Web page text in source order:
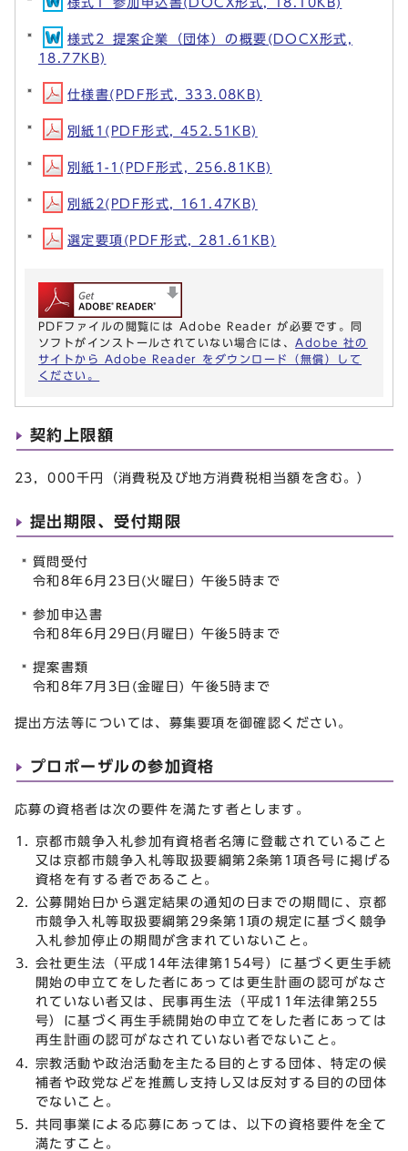
様式2_提案企業（団体）の概要(DOCX形式,
18.77KB)
仕様書(PDF形式, 333.08KB)
別紙1(PDF形式, 452.51KB)
別紙1-1(PDF形式, 256.81KB)
別紙2(PDF形式, 161.47KB)
選定要項(PDF形式, 281.61KB)
PDFファイルの閲覧には Adobe Reader が必要です。同
ソフトがインストールされていない場合には、 Adobe 社の
サイトから Adobe Reader をダウンロード（無償）して
ください。
契約上限額
23，000千円（消費税及び地方消費税相当額を含む。）
提出期限、受付期限
質問受付
令和8年6月23日(火曜日) 午後5時まで
参加申込書
令和8年6月29日(月曜日) 午後5時まで
提案書類
令和8年7月3日(金曜日) 午後5時まで
提出方法等については、募集要項を御確認ください。
プロポーザルの参加資格
応募の資格者は次の要件を満たす者とします。
京都市競争入札参加有資格者名簿に登載されていること
又は京都市競争入札等取扱要綱第2条第1項各号に掲げる
資格を有する者であること。
公募開始日から選定結果の通知の日までの期間に、京都
市競争入札等取扱要綱第29条第1項の規定に基づく競争
入札参加停止の期間が含まれていないこと。
会社更生法（平成14年法律第154号）に基づく更生手続
開始の申立てをした者にあっては更生計画の認可がなさ
れていない者又は、民事再生法（平成11年法律第255
号）に基づく再生手続開始の申立てをした者にあっては
再生計画の認可がなされていない者でないこと。
宗教活動や政治活動を主たる目的とする団体、特定の候
補者や政党などを推薦し支持し又は反対する目的の団体
でないこと。
共同事業による応募にあっては、以下の資格要件を全て
満たすこと。